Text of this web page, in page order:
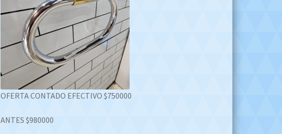
OFERTA CONTADO EFECTIVO $750000
ANTES $980000